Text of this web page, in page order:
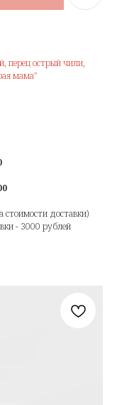
перец острый чили,
мама"
стоимости доставки)
- 3000 рублей